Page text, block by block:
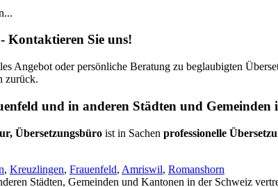
Kontaktieren Sie uns!
Angebot oder persönliche Beratung zu beglaubigten
zurück.
und in anderen Städten und
Übersetzungsbüro ist in Sachen professionelle
, Kreuzlingen, Frauenfeld, Amriswil, Romanshorn
Städten, Gemeinden und Kantonen in der Schweiz